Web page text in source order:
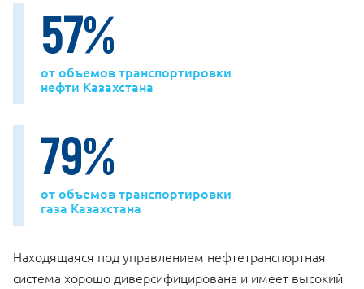
57%
от объемов транспортировки
нефти Казахстана
79%
от объемов транспортировки
газа Казахстана
Находящаяся под управлением нефтетранспортная
система хорошо диверсифицирована и имеет высокий